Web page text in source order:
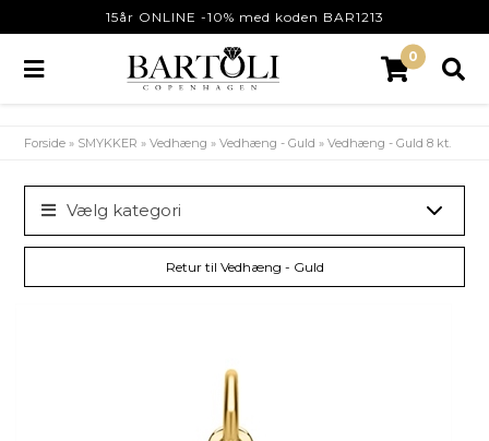
15år ONLINE -10% med koden BAR1213
0
Forside » SMYKKER »Vedhæng »Vedhæng - Guld »Vedhæng - Guld 8 kt.
Vælg kategori
Retur til Vedhæng - Guld